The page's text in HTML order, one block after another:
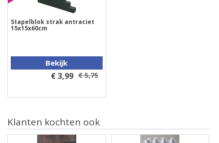
Stapelblok strak antraciet
15x15x60cm
Bekijk
€ 3,99 € 5,75
Klanten kochten ook